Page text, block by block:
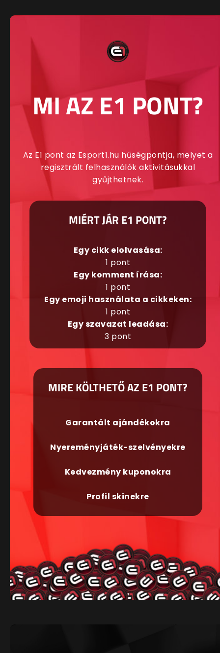
MI AZ E1 PONT?
Az E1 pont az Esport1.hu hűségpontja, melyet a
regisztrált felhasználók aktivitásukkal
gyűjthetnek.
MIÉRT JÁR E1 PONT?
Egy cikk elolvasása:
1 pont
Egy komment írása:
1 pont
Egy emoji használata a cikkeken:
1 pont
Egy szavazat leadása:
3 pont
MIRE KÖLTHETŐ AZ E1 PONT?
Garantált ajándékokra
Nyereményjáték-szelvényekre
Kedvezmény kuponokra
Profil skinekre